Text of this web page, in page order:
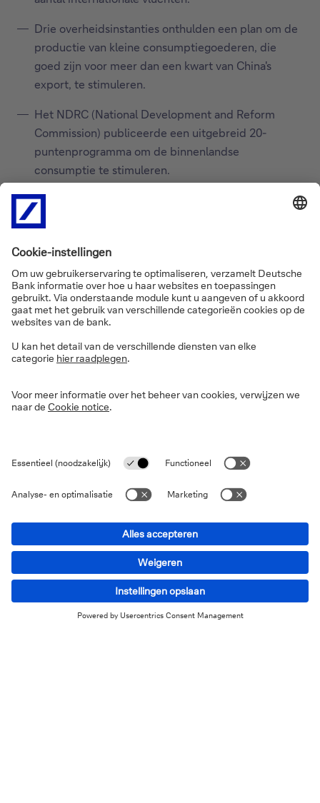
Drie overheidsinstanties onthulden een plan om de
productie van kleine consumptiegoederen, die
goed zijn voor meer dan een kwart van China's
export, te stimuleren.
Het NDRC (National Development and Reform
Commission) publiceerde een uitgebreid 20-
puntenprogramma om de binnenlandse
consumptie te stimuleren.
China's ministerie van Cultuur en Toerisme kondigde
Oceaan, Europa, Afrika en Noord-Amerika.
2/ Maatregelen om particuliere investeringen te
stimuleren
bedrijven aan te moedigen om te investeren in
geavanceerde productie, moderne
landbouwfaciliteiten, transport, waterbehoud en
De NDRC beloofde tevens meer leningen te
verstrekken aan particuliere bedrijven en de
financieringsmaatregelen voor kleine bedrijven uit
3/ Maatregelen om de expansie van particuliere
technologiebedrijven te bevorderen
De PBoC vraagt aan banken om meer steun te
bieden voor innovatie en technologische